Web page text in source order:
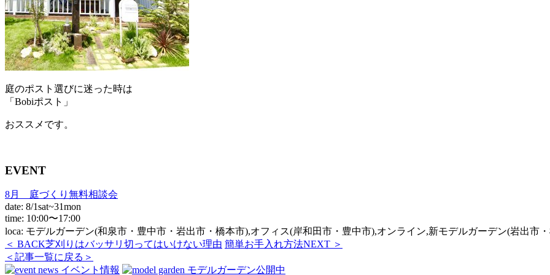
庭のポスト選びに迷った時は
「Bobiポスト」
おススメです。
EVENT
8月 庭づくり無料相談会
date: 8/1sat~31mon
time: 10:00〜17:00
loca: モデルガーデン(和泉市・豊中市・岩出市・橋本市),オフィス(岸和田市・豊中市),オンライン,新モデルガーデン(岩出市
＜ BACK芝刈りはバッサリ切ってはいけない理由 簡単お手入れ方法NEXT ＞
＜記事一覧に戻る＞